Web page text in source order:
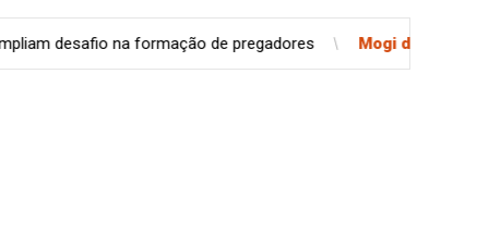
na formação de pregadores Mogi das Cruzes